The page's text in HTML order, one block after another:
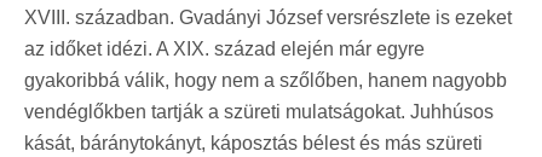
XVIII. században. Gvadányi József versrészlete is ezeket
az időket idézi. A XIX. század elején már egyre
gyakoribbá válik, hogy nem a szőlőben, hanem nagyobb
vendéglőkben tartják a szüreti mulatságokat. Juhhúsos
kását, báránytokányt, káposztás bélest és más szüreti